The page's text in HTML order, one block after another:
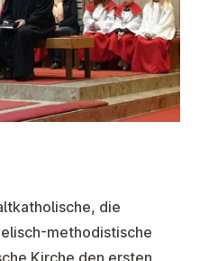
die
methodistische